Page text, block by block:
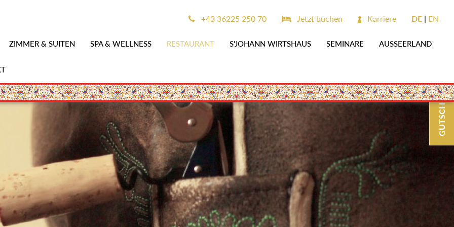
ZIMMER & SUITEN SPA & WELLNESS RESTAURANT S'JOHANN WIRTSHAUS SEMINARE AUSSEERLAND
+43 36225 250 70 Jetzt buchen Karriere DE EN
GUTSCHEINE